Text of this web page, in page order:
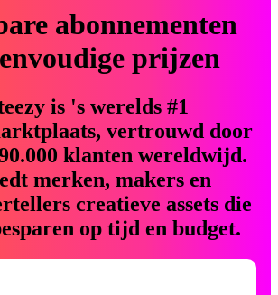
abonnementen
prijzen
is 's werelds #1
vertrouwd door
klanten wereldwijd.
merken, makers en
creatieve assets die
op tijd en budget.